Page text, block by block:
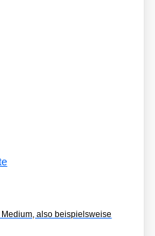
also beispielsweise